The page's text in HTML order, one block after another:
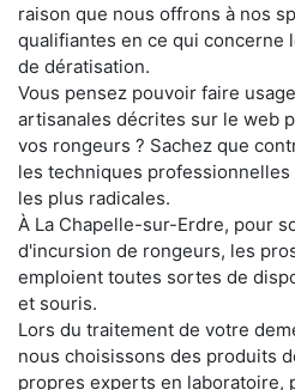
raison que nous offrons à nos
qualifiantes en ce qui concerne
de dératisation.
Vous pensez pouvoir faire
artisanales décrites sur le web
vos rongeurs ? Sachez que
les techniques
les plus radicales.
À La Chapelle-sur-Erdre, pour
d'incursion de rongeurs, les
emploient toutes sortes de
et souris.
Lors du traitement de votre
nous choisissons des produits
propres experts en laboratoire,